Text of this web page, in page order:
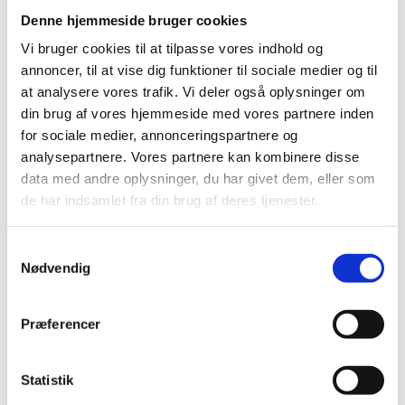
Denne hjemmeside bruger cookies
Vi bruger cookies til at tilpasse vores indhold og
annoncer, til at vise dig funktioner til sociale medier og til
at analysere vores trafik. Vi deler også oplysninger om
din brug af vores hjemmeside med vores partnere inden
for sociale medier, annonceringspartnere og
analysepartnere. Vores partnere kan kombinere disse
data med andre oplysninger, du har givet dem, eller som
de har indsamlet fra din brug af deres tjenester.
Nødvendig
Præferencer
Statistik
ESS som drivkraft for fremtidens vækst -
Publiceret
fælleseuropæiske forskningsinfrastruktur ESS i
Lund. En uafhængig ESS-rådgivningsgruppe har